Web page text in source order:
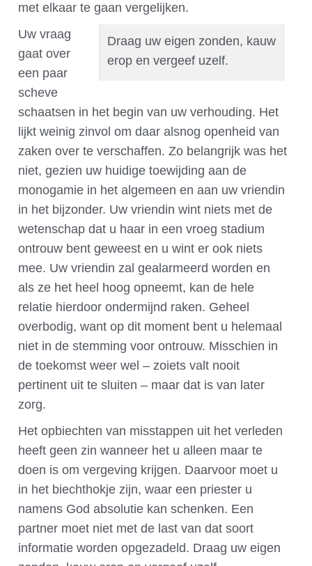
met elkaar te gaan vergelijken.
Draag uw eigen zonden, kauw
erop en vergeef uzelf.
Uw vraag
gaat over
een paar
scheve
schaatsen in het begin van uw verhouding. Het
lijkt weinig zinvol om daar alsnog openheid van
zaken over te verschaffen. Zo belangrijk was het
niet, gezien uw huidige toewijding aan de
monogamie in het algemeen en aan uw vriendin
in het bijzonder. Uw vriendin wint niets met de
wetenschap dat u haar in een vroeg stadium
ontrouw bent geweest en u wint er ook niets
mee. Uw vriendin zal gealarmeerd worden en
als ze het heel hoog opneemt, kan de hele
relatie hierdoor ondermijnd raken. Geheel
overbodig, want op dit moment bent u helemaal
niet in de stemming voor ontrouw. Misschien in
de toekomst weer wel – zoiets valt nooit
pertinent uit te sluiten – maar dat is van later
zorg.
Het opbiechten van misstappen uit het verleden
heeft geen zin wanneer het u alleen maar te
doen is om vergeving krijgen. Daarvoor moet u
in het biechthokje zijn, waar een priester u
namens God absolutie kan schenken. Een
partner moet niet met de last van dat soort
informatie worden opgezadeld. Draag uw eigen